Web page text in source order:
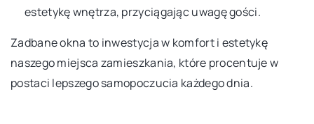
estetykę wnętrza, przyciągając uwagę gości.
Zadbane okna to inwestycja w komfort i estetykę
naszego miejsca zamieszkania, które procentuje w
postaci lepszego samopoczucia każdego dnia.